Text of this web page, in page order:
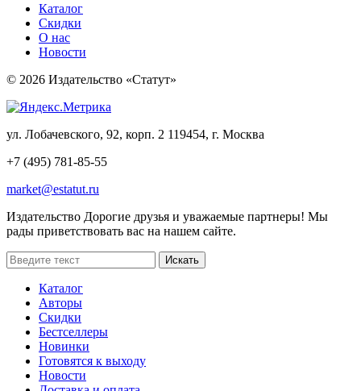
Каталог
Скидки
О нас
Новости
© 2026 Издательство «Статут»
ул. Лобачевского, 92, корп. 2 119454, г. Москва
+7 (495) 781-85-55
market@estatut.ru
Издательство Дорогие друзья и уважаемые партнеры! Мы
рады приветствовать вас на нашем сайте.
Каталог
Авторы
Скидки
Бестселлеры
Новинки
Готовятся к выходу
Новости